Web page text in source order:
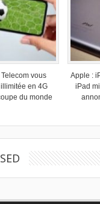
vous
en 4G
du monde
Apple :
iPad